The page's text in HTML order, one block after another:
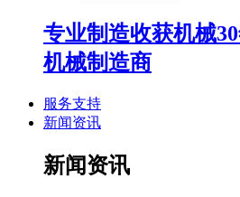
专业制造收获机械
机械制造商
服务支持
新闻资讯
新闻资讯